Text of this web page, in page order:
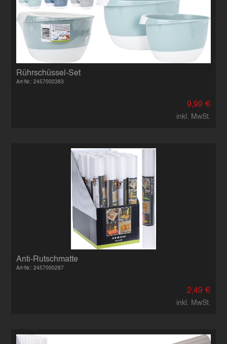
Rührschüssel-Set
Art-Nr.: 2457000383
9,99 €
inkl. MwSt.
Anti-Rutschmatte
Art-Nr.: 2457000287
2,49 €
inkl. MwSt.